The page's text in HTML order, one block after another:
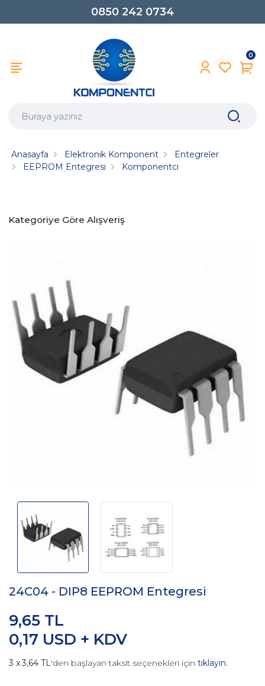
0850 242 0734
0
Anasayfa Elektronik Komponent
Entegreler
EEPROM Entegresi
Komponentci
Kategoriye Göre Alışveriş
24C04 - DIP8 EEPROM Entegresi
0,17 USD + KDV
9,65 TL
3,64 TL'den başlayan taksit seçenekleri için tıklayın.